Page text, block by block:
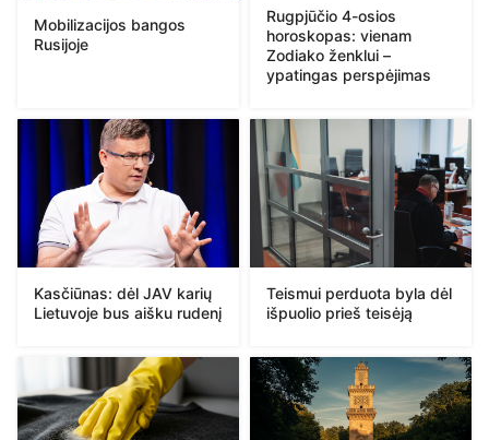
Mobilizacijos bangos
Rusijoje
Rugpjūčio 4-osios
horoskopas: vienam
Zodiako ženklui –
ypatingas perspėjimas
Kasčiūnas: dėl JAV karių
Lietuvoje bus aišku rudenį
Teismui perduota byla dėl
išpuolio prieš teisėją